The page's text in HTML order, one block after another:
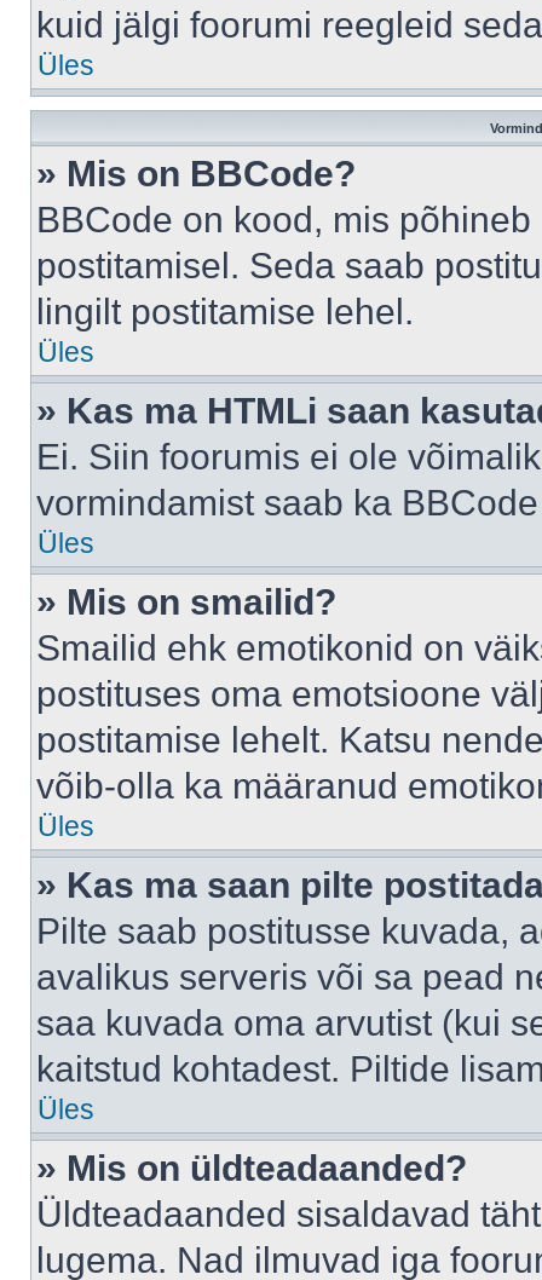
kuid jälgi foorumi reegleid
Üles
» Mis on BBCode?
BBCode on kood, mis
postitamisel. Seda saab
lingilt postitamise lehel.
Üles
» Kas ma HTMLi saan
Ei. Siin foorumis ei ole
vormindamist saab ka
Üles
» Mis on smailid?
Smailid ehk emotikonid on
postituses oma emotsioone
postitamise lehelt. Katsu
võib-olla ka määranud
Üles
» Kas ma saan pilte
Pilte saab postitusse kuvada,
avalikus serveris või sa pead
saa kuvada oma arvutist (kui
kaitstud kohtadest. Piltide
Üles
» Mis on üldteadaanded?
Üldteadaanded sisaldavad
lugema. Nad ilmuvad iga